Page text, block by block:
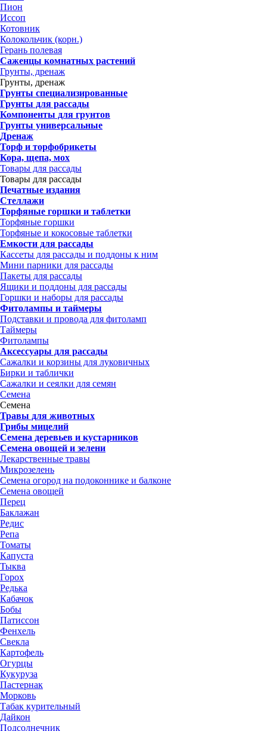
Пион
Иссоп
Котовник
Колокольчик (корн.)
Герань полевая
Саженцы комнатных растений
Грунты, дренаж
Грунты, дренаж
Грунты специализированные
Грунты для рассады
Компоненты для грунтов
Грунты универсальные
Дренаж
Торф и торфобрикеты
Кора, щепа, мох
Товары для рассады
Товары для рассады
Печатные издания
Стеллажи
Торфяные горшки и таблетки
Торфяные горшки
Торфяные и кокосовые таблетки
Емкости для рассады
Кассеты для рассады и поддоны к ним
Мини парники для рассады
Пакеты для рассады
Ящики и поддоны для рассады
Горшки и наборы для рассады
Фитолампы и таймеры
Подставки и провода для фитоламп
Таймеры
Фитолампы
Аксессуары для рассады
Сажалки и корзины для луковичных
Бирки и таблички
Сажалки и сеялки для семян
Семена
Семена
Травы для животных
Грибы мицелий
Семена деревьев и кустарников
Семена овощей и зелени
Лекарственные травы
Микрозелень
Семена огород на подоконнике и балконе
Семена овощей
Перец
Баклажан
Редис
Репа
Томаты
Капуста
Тыква
Горох
Редька
Кабачок
Бобы
Патиссон
Фенхель
Свекла
Картофель
Огурцы
Кукуруза
Пастернак
Морковь
Табак курительный
Дайкон
Подсолнечник